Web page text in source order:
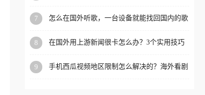
7
怎么在国外听歌，一台设备就能找回国内的歌
8
在国外用上游新闻很卡怎么办？3个实用技巧
9
手机西瓜视频地区限制怎么解决的？海外看剧